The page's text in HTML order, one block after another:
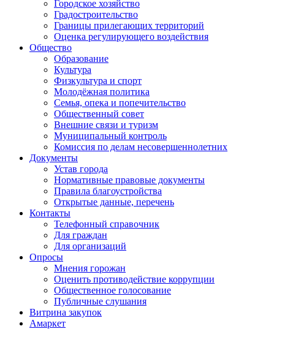
Городское хозяйство
Градостроительство
Границы прилегающих территорий
Оценка регулирующего воздействия
Общество
Образование
Культура
Физкультура и спорт
Молодёжная политика
Семья, опека и попечительство
Общественный совет
Внешние связи и туризм
Муниципальный контроль
Комиссия по делам несовершеннолетних
Документы
Устав города
Нормативные правовые документы
Правила благоустройства
Открытые данные, перечень
Контакты
Телефонный справочник
Для граждан
Для организаций
Опросы
Мнения горожан
Оценить противодействие коррупции
Общественное голосование
Публичные слушания
Витрина закупок
Амаркет